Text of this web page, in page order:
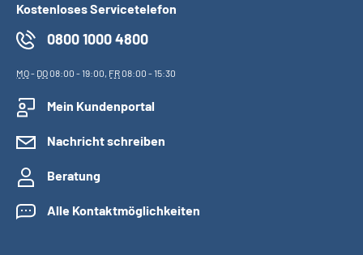
Kostenloses Servicetelefon
0800 1000 4800
MO- DO08:00 - 19:00, FR08:00 - 15:30
Mein Kundenportal
Nachricht schreiben
Beratung
Alle Kontaktmöglichkeiten